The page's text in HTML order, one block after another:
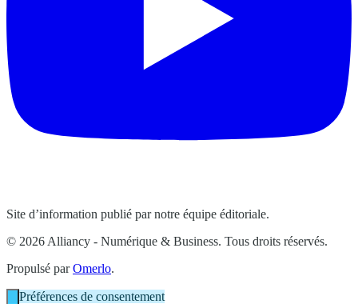
Site d’information publié par notre équipe éditoriale.
© 2026 Alliancy - Numérique & Business. Tous droits réservés.
Propulsé parOmerlo.
Préférences de consentement